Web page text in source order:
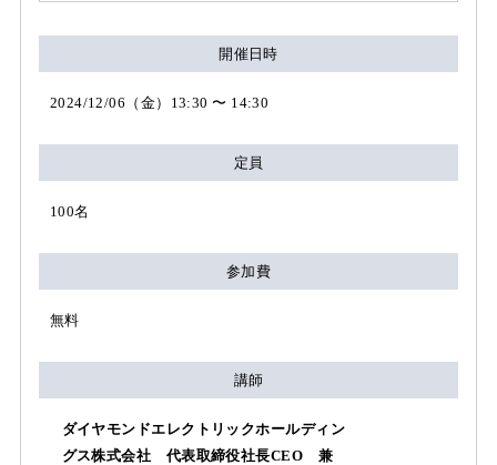
開催日時
2024/12/06（金）13:30 〜 14:30
定員
100名
参加費
無料
講師
ダイヤモンドエレクトリックホールディン
グス株式会社 代表取締役社長CEO 兼